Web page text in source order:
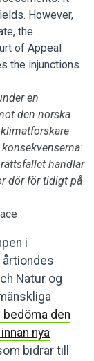
en
den norska
handlar
dör för tidigt på
i
Natur og
den
nya
bidrar till